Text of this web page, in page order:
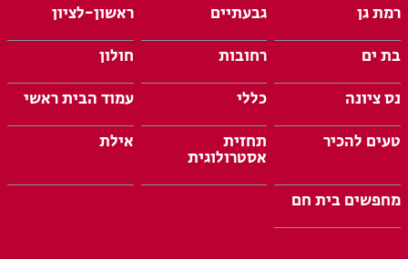
רמת גן
גבעתיים
ראשון-לציון
בת ים
רחובות
חולון
נס ציונה
כללי
עמוד הבית ראשי
טעים להכיר
תחזית
אסטרולוגית
אילת
מחפשים בית חם